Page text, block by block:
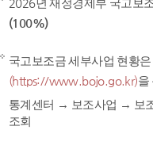
2026년 재정경제부 국고보
(100%)
국고보조금 세부사업 현황은
(https://www.bojo.go.kr)을
통계센터 → 보조사업 → 보
조회